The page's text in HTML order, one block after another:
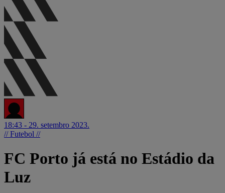
18:43 - 29. setembro 2023.
// Futebol //
FC Porto já está no Estádio da
Luz